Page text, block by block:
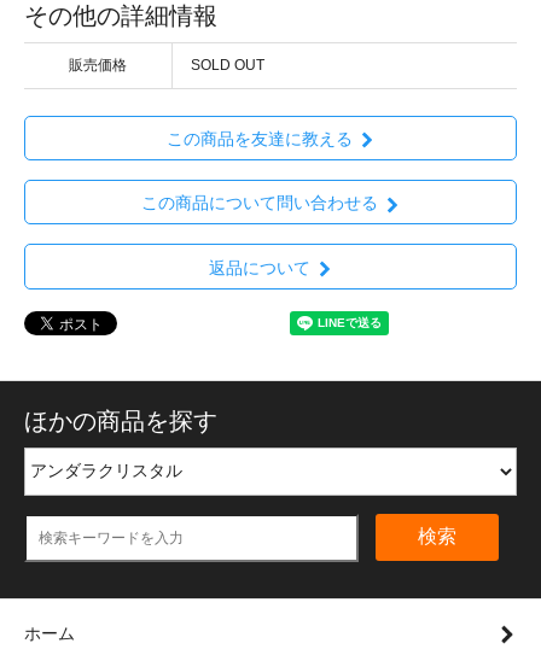
その他の詳細情報
販売価格 SOLD OUT
この商品を友達に教える
この商品について問い合わせる
返品について
ほかの商品を探す
検索
ホーム